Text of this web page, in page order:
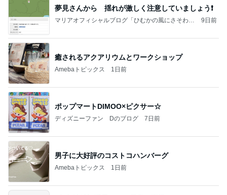
夢見さんから 揺れが激しく注意していましょう❗️
マリアオフィシャルブログ「ひむかの風にさそわれ
9日前
癒されるアクアリウムとワークショップ
Amebaトピックス 1日前
ポップマートDIMOO×ピクサー☆
ディズニーファン Dのブログ 7日前
男子に大好評のコストコハンバーグ
Amebaトピックス 1日前